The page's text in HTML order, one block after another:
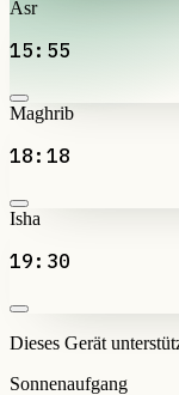
Asr
15:55
Maghrib
18:18
Isha
19:30
Dieses Gerät
Sonnenaufgang